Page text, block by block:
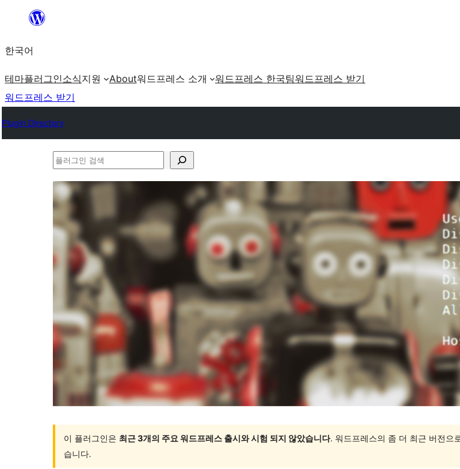
츠
로
로
가
한국어
테마플러그인소식지원 About워드프레스 소개 워드프레스 한국팀워드프레스 받기
워드프레스 받기
Plugin Directory
플
그
인
검
색
이 플러그인은 최근 3개의 주요 워드프레스 출시와 시험 되지 않았습니다. 워드프레스의 좀 더 최근 버전으
습니다.